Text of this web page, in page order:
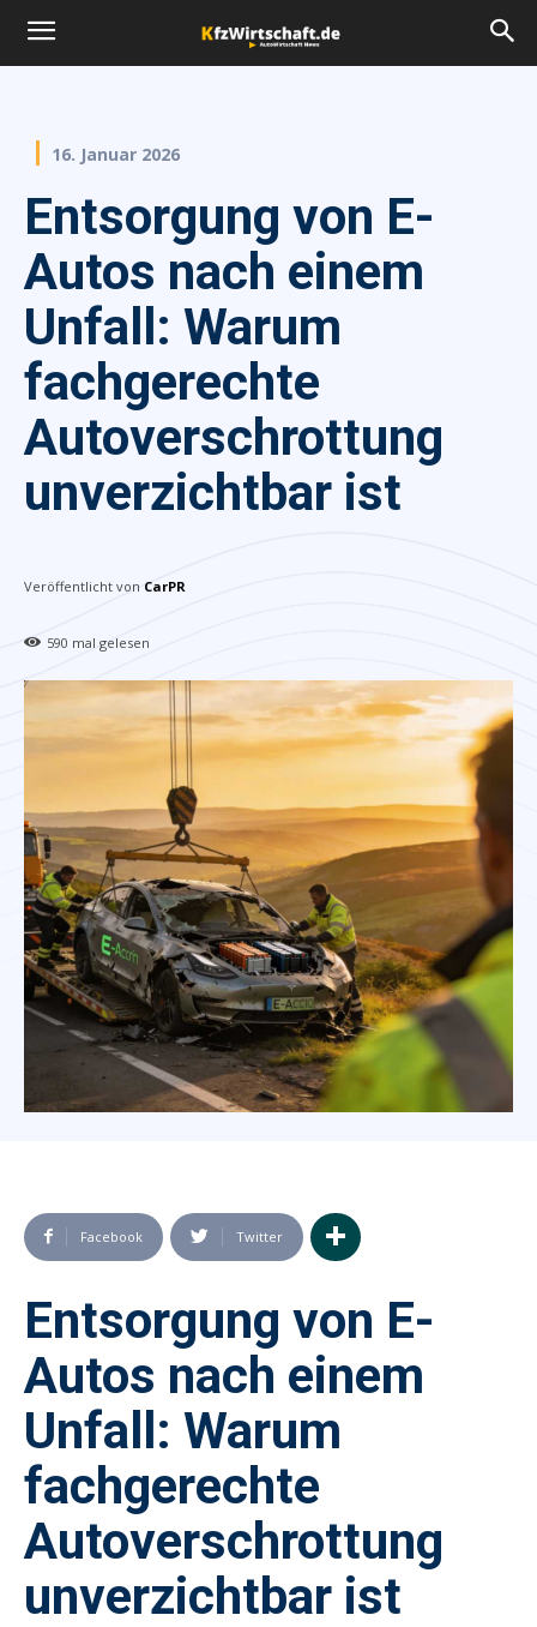
16. Januar 2026
Entsorgung von E-
Autos nach einem
Unfall: Warum
fachgerechte
Autoverschrottung
unverzichtbar ist
Veröffentlicht von CarPR
590 mal gelesen
Facebook Twitter
Entsorgung von E-
Autos nach einem
Unfall: Warum
fachgerechte
Autoverschrottung
unverzichtbar ist